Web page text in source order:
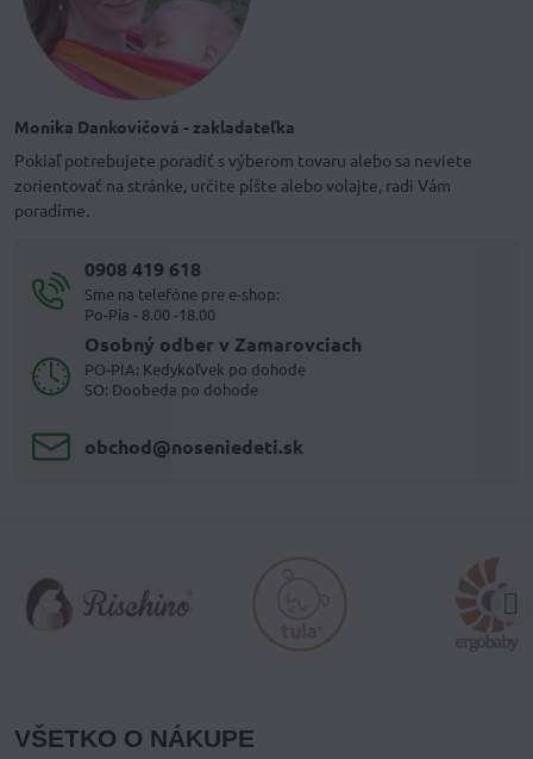
Monika Dankovičová - zakladateľka
Pokiaľ potrebujete poradiť s výberom tovaru alebo sa neviete
zorientovať na stránke, určite píšte alebo volajte, radi Vám
poradíme.
0908 419 618
Sme na telefóne pre e-shop:
Po-Pia - 8.00 -18.00
Osobný odber v Zamarovciach
PO-PIA: Kedykoľvek po dohode
SO: Doobeda po dohode
obchod​@noseniedeti​.sk
VŠETKO O NÁKUPE